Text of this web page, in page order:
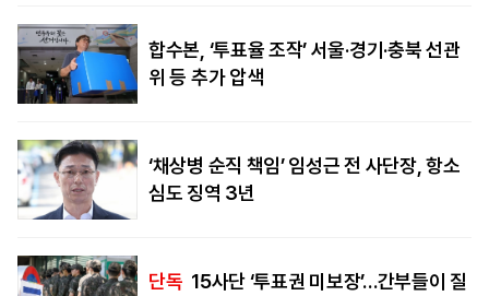
합수본, ‘투표율 조작’ 서울·경기·충북 선관
위 등 추가 압색
‘채상병 순직 책임’ 임성근 전 사단장, 항소
심도 징역 3년
단독 15사단 ‘투표권 미보장’…간부들이 질